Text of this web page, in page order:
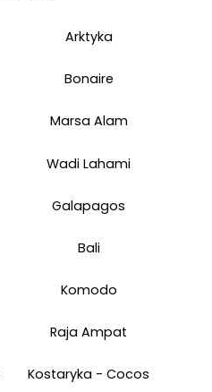
Arktyka
Bonaire
Marsa Alam
Wadi Lahami
Galapagos
Bali
Komodo
Raja Ampat
Kostaryka - Cocos